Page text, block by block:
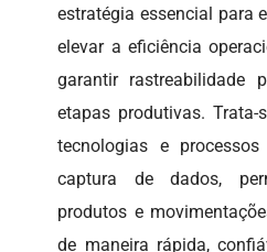
estratégia essencial para
elevar a eficiência
garantir rastreabilidade
etapas produtivas.
tecnologias e
captura de dados,
produtos e
de maneira rápida,